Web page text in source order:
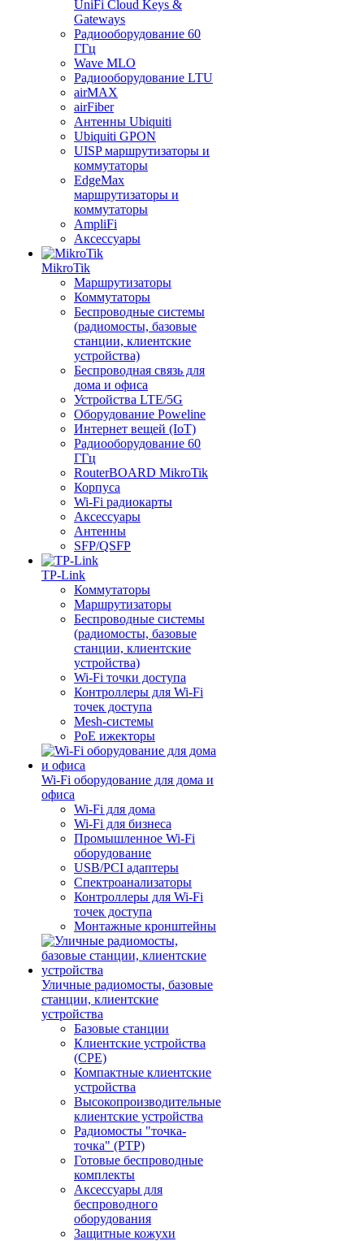
UniFi Cloud Keys &
Gateways
Радиооборудование 60
ГГц
Wave MLO
Радиооборудование LTU
airMAX
airFiber
Антенны Ubiquiti
Ubiquiti GPON
UISP маршрутизаторы и
коммутаторы
EdgeMax
маршрутизаторы и
коммутаторы
AmpliFi
Аксессуары
MikroTik
Маршрутизаторы
Коммутаторы
Беспроводные системы
(радиомосты, базовые
станции, клиентские
устройства)
Беспроводная связь для
дома и офиса
Устройства LTE/5G
Оборудование Poweline
Интернет вещей (IoT)
Радиооборудование 60
ГГц
RouterBOARD MikroTik
Корпуса
Wi-Fi радиокарты
Аксессуары
Антенны
SFP/QSFP
TP-Link
Коммутаторы
Маршрутизаторы
Беспроводные системы
(радиомосты, базовые
станции, клиентские
устройства)
Wi-Fi точки доступа
Контроллеры для Wi-Fi
точек доступа
Mesh-системы
PoE ижекторы
Wi-Fi оборудование для дома и
офиса
Wi-Fi для дома
Wi-Fi для бизнеса
Промышленное Wi-Fi
оборудование
USB/PCI адаптеры
Cпектроанализаторы
Контроллеры для Wi-Fi
точек доступа
Монтажные кронштейны
Уличные радиомосты, базовые
станции, клиентские
устройства
Базовые станции
Клиентские устройства
(CPE)
Компактные клиентские
устройства
Высокопроизводительные
клиентские устройства
Радиомосты "точка-
точка" (PTP)
Готовые беспроводные
комплекты
Аксессуары для
беспроводного
оборудования
Защитные кожухи